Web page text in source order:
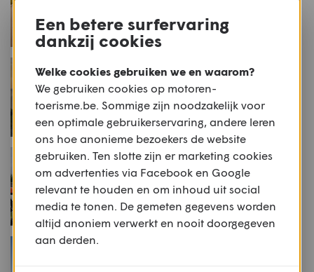
Rij-indruk: BMW R 12 S
NIEUWS
Oud vs. nieuw: BMW R 80
G/S en R 12 G/S
Een betere surfervaring
dankzij cookies
Welke cookies gebruiken we en waarom?
We gebruiken cookies op motoren-
toerisme.be. Sommige zijn noodzakelijk voor
een optimale gebruikerservaring, andere leren
ons hoe anonieme bezoekers de website
gebruiken. Ten slotte zijn er marketing cookies
om advertenties via Facebook en Google
relevant te houden en om inhoud uit social
media te tonen. De gemeten gegevens worden
altijd anoniem verwerkt en nooit doorgegeven
aan derden.